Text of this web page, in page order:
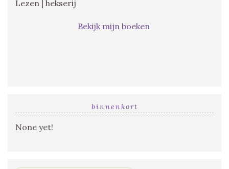
Lezen | hekserij
Bekijk mijn boeken
binnenkort
None yet!